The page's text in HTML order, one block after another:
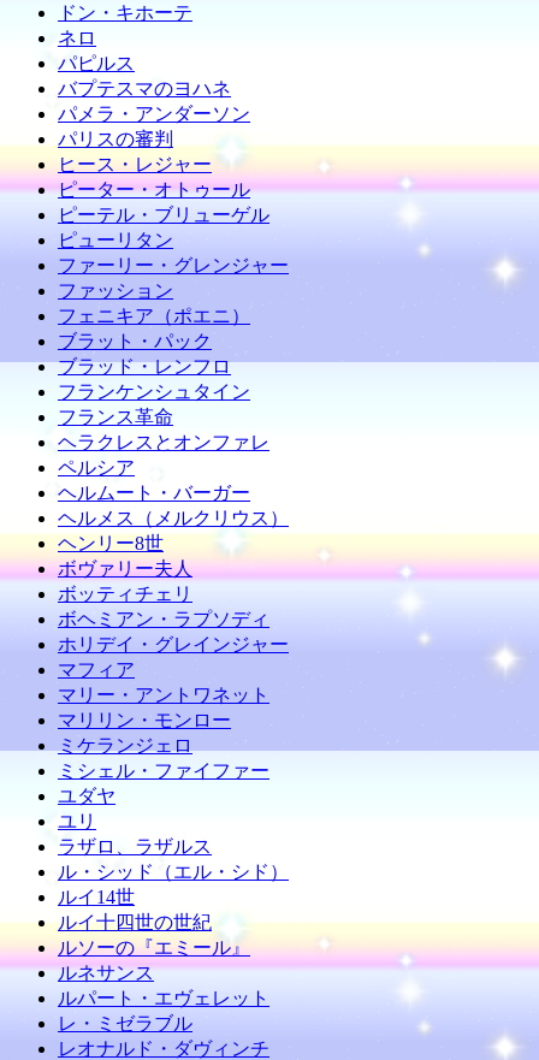
ドン・キホーテ
ネロ
パピルス
バプテスマのヨハネ
パメラ・アンダーソン
パリスの審判
ヒース・レジャー
ピーター・オトゥール
ピーテル・ブリューゲル
ピューリタン
ファーリー・グレンジャー
ファッション
フェニキア（ポエニ）
ブラット・パック
ブラッド・レンフロ
フランケンシュタイン
フランス革命
ヘラクレスとオンファレ
ペルシア
ヘルムート・バーガー
ヘルメス（メルクリウス）
ヘンリー8世
ボヴァリー夫人
ボッティチェリ
ボヘミアン・ラプソディ
ホリデイ・グレインジャー
マフィア
マリー・アントワネット
マリリン・モンロー
ミケランジェロ
ミシェル・ファイファー
ユダヤ
ユリ
ラザロ、ラザルス
ル・シッド（エル・シド）
ルイ14世
ルイ十四世の世紀
ルソーの『エミール』
ルネサンス
ルパート・エヴェレット
レ・ミゼラブル
レオナルド・ダヴィンチ